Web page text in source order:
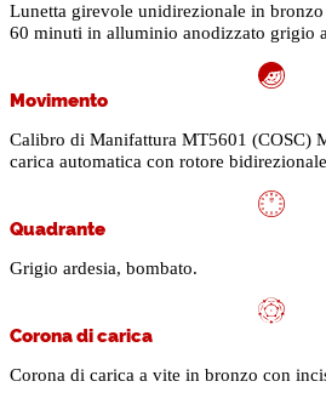
Lunetta girevole unidirezionale in
60 minuti in alluminio anodizzato grigio
Movimento
Calibro di Manifattura MT5601 (COSC)
carica automatica con rotore
Quadrante
Grigio ardesia, bombato.
Corona di carica
Corona di carica a vite in bronzo con